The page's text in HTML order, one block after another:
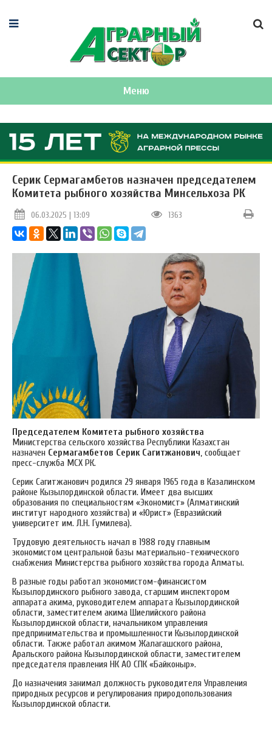
Меню
Серик Сермагамбетов назначен председателем
Комитета рыбного хозяйства Минсельхоза РК
06.03.2025 | 13:09 1363
Председателем Комитета рыбного хозяйства
Министерства сельского хозяйства Республики Казахстан
назначен Сермагамбетов Серик Сагитжанович, сообщает
пресс-служба МСХ РК.
Серик Сагитжанович родился 29 января 1965 года в Казалинском
районе Кызылординской области. Имеет два высших
образования по специальностям «Экономист» (Алматинский
институт народного хозяйства) и «Юрист» (Евразийский
университет им. Л.Н. Гумилева).
Трудовую деятельность начал в 1988 году главным
экономистом центральной базы материально-технического
снабжения Министерства рыбного хозяйства города Алматы.
В разные годы работал экономистом-финансистом
Кызылординского рыбного завода, старшим инспектором
аппарата акима, руководителем аппарата Кызылординской
области, заместителем акима Шиелийского района
Кызылординской области, начальником управления
предпринимательства и промышленности Кызылординской
области. Также работал акимом Жалагашского района,
Аральского района Кызылординской области, заместителем
председателя правления НК АО СПК «Байконыр».
До назначения занимал должность руководителя Управления
природных ресурсов и регулирования природопользования
Кызылординской области.